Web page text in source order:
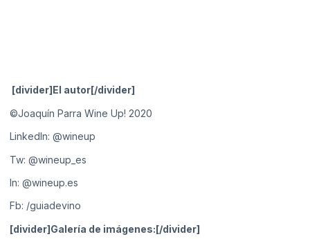
[divider]El autor[/divider]
©Joaquín Parra Wine Up! 2020
LinkedIn: @wineup
Tw: @wineup_es
In: @wineup.es
Fb: /guiadevino
[divider]Galería de imágenes:[/divider]